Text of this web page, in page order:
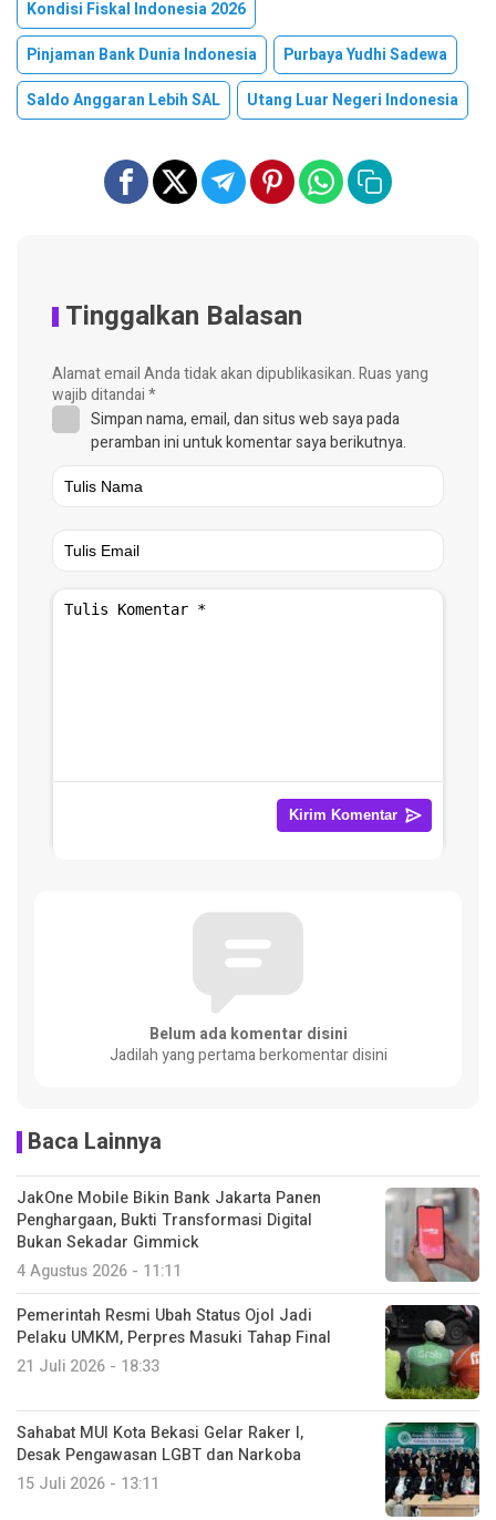
Kondisi Fiskal Indonesia 2026
Pinjaman Bank Dunia Indonesia
Purbaya Yudhi Sadewa
Saldo Anggaran Lebih SAL
Utang Luar Negeri Indonesia
Tinggalkan Balasan
Alamat email Anda tidak akan dipublikasikan.Ruas yang
wajib ditandai*
Simpan nama, email, dan situs web saya pada
peramban ini untuk komentar saya berikutnya.
Belum ada komentar disini
Jadilah yang pertama berkomentar disini
Baca Lainnya
JakOne Mobile Bikin Bank Jakarta Panen
Penghargaan, Bukti Transformasi Digital
Bukan Sekadar Gimmick
4 Agustus 2026 - 11:11
Pemerintah Resmi Ubah Status Ojol Jadi
Pelaku UMKM, Perpres Masuki Tahap Final
21 Juli 2026 - 18:33
Sahabat MUI Kota Bekasi Gelar Raker I,
Desak Pengawasan LGBT dan Narkoba
15 Juli 2026 - 13:11